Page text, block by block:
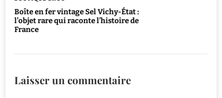
Boîte en fer vintage Sel Vichy-État :
l’objet rare qui raconte l’histoire de
France
Laisser un commentaire